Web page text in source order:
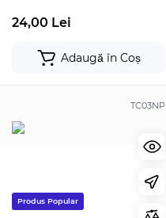
24,00 Lei
Adaugă în Coș
TC03NP
Produs Popular